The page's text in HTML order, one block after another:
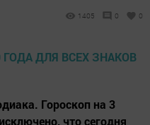
1405 0 0
Гороскоп на 3
что сегодня